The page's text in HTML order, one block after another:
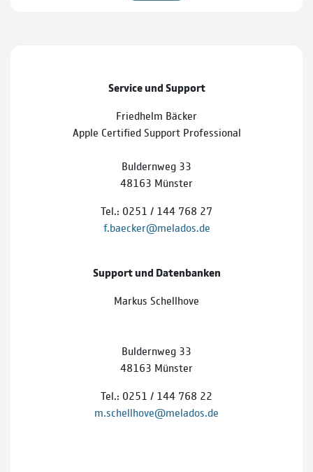
Service und Support
Friedhelm Bäcker
Apple Certified Support Professional
Buldernweg 33
48163 Münster
Tel.: 0251 / 144 768 27
f.baecker@melados.de
Support und Datenbanken
Markus Schellhove
Buldernweg 33
48163 Münster
Tel.: 0251 / 144 768 22
m.schellhove@melados.de